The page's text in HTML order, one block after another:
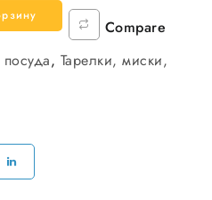
Compare
, Тарелки, миски,